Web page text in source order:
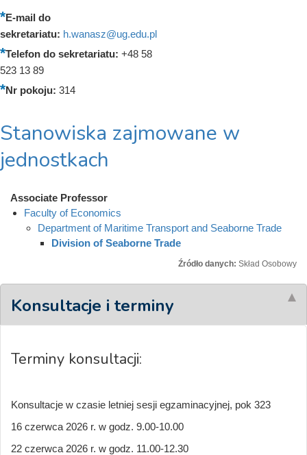
E-mail do
sekretariatu: h.wanasz@ug.edu.pl
Telefon do sekretariatu: +48 58
523 13 89
Nr pokoju: 314
Stanowiska zajmowane w
jednostkach
Associate Professor
Faculty of Economics
Department of Maritime Transport and Seaborne Trade
Division of Seaborne Trade
Źródło danych: Skład Osobowy
Konsultacje i terminy
Terminy konsultacji:
Konsultacje w czasie letniej sesji egzaminacyjnej, pok 323
16 czerwca 2026 r. w godz. 9.00-10.00
22 czerwca 2026 r. w godz. 11.00-12.30